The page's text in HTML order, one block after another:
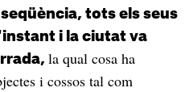
tots els seus
i la ciutat va
la qual cosa ha
i cossos tal com